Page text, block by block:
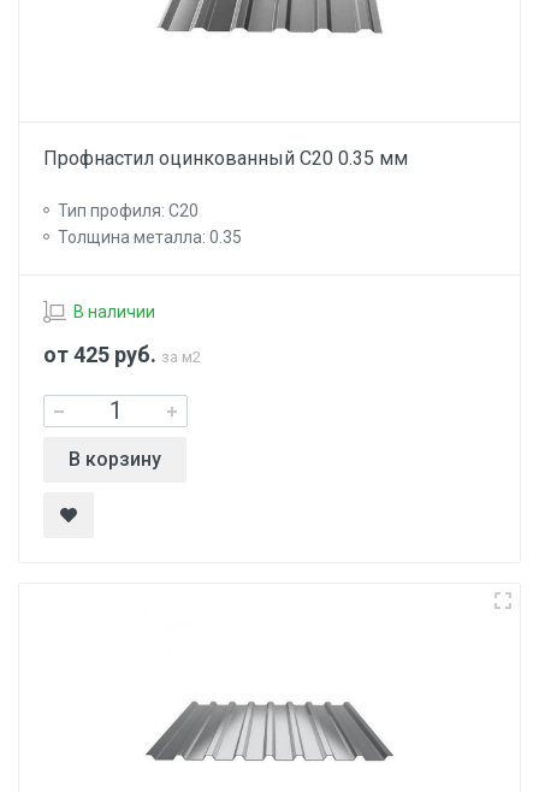
Профнастил оцинкованный С20 0.35 мм
Тип профиля: С20
Толщина металла: 0.35
В наличии
от 425 руб. за м2
В корзину